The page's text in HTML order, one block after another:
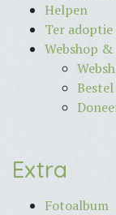
Helpen
Ter adoptie
Webshop
Extra
Fotoalbum